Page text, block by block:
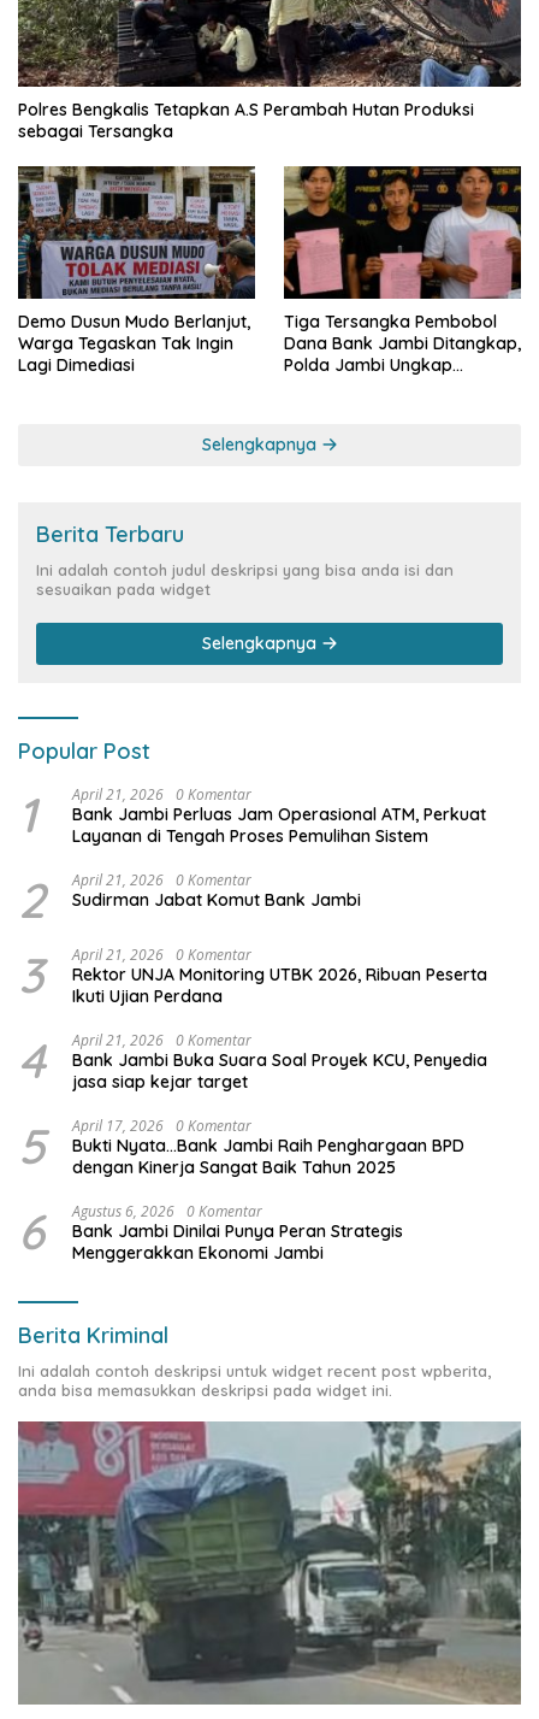
Polres Bengkalis Tetapkan A.S Perambah Hutan Produksi
sebagai Tersangka
Demo Dusun Mudo Berlanjut,
Warga Tegaskan Tak Ingin
Lagi Dimediasi
Tiga Tersangka Pembobol
Dana Bank Jambi Ditangkap,
Polda Jambi Ungkap
Selengkapnya
Berita Terbaru
Ini adalah contoh judul deskripsi yang bisa anda isi dan
sesuaikan pada widget
Selengkapnya
Popular Post
1 April 21, 2026 0 Komentar
Bank Jambi Perluas Jam Operasional ATM, Perkuat
Layanan di Tengah Proses Pemulihan Sistem
2 April 21, 2026 0 Komentar
Sudirman Jabat Komut Bank Jambi
3 April 21, 2026 0 Komentar
Rektor UNJA Monitoring UTBK 2026, Ribuan Peserta
Ikuti Ujian Perdana
4 April 21, 2026 0 Komentar
Bank Jambi Buka Suara Soal Proyek KCU, Penyedia
jasa siap kejar target
5 April 17, 2026 0 Komentar
Bukti Nyata…Bank Jambi Raih Penghargaan BPD
dengan Kinerja Sangat Baik Tahun 2025
6 Agustus 6, 2026 0 Komentar
Bank Jambi Dinilai Punya Peran Strategis
Menggerakkan Ekonomi Jambi
Berita Kriminal
Ini adalah contoh deskripsi untuk widget recent post wpberita,
anda bisa memasukkan deskripsi pada widget ini.